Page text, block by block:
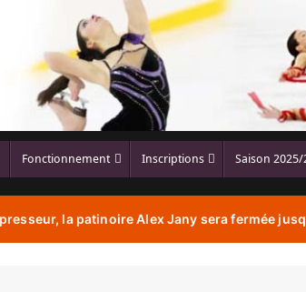
Fonctionnement Inscriptions Saison 2025/
la patinoire Alex Jany sera fermée